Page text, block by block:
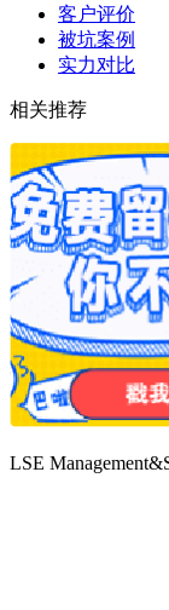
客户评价
被坑案例
实力对比
相关推荐
LSE